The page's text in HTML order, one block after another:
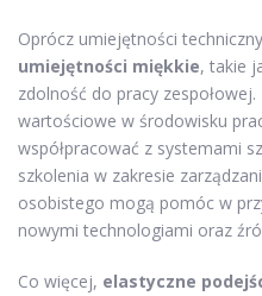
Oprócz umiejętności
umiejętności miękkie, takie
zdolność do pracy
wartościowe w środowisku
współpracować z systemami
szkolenia w zakresie
osobistego mogą pomóc w
nowymi technologiami oraz
Co więcej, elastyczne